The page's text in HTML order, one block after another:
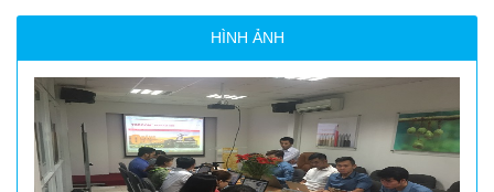
HÌNH ẢNH